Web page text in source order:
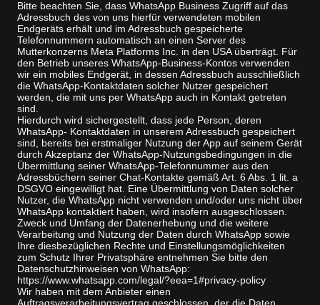
Bitte beachten Sie, dass WhatsApp Business Zugriff auf das
Adressbuch des von uns hierfür verwendeten mobilen
Endgeräts erhält und im Adressbuch gespeicherte
Telefonnummern automatisch an einen Server des
Mutterkonzerns Meta Platforms Inc. in den USA überträgt. Für
den Betrieb unseres WhatsApp-Business-Kontos verwenden
wir ein mobiles Endgerät, in dessen Adressbuch ausschließlich
die WhatsApp-Kontaktdaten solcher Nutzer gespeichert
werden, die mit uns per WhatsApp auch in Kontakt getreten
sind.
Hierdurch wird sichergestellt, dass jede Person, deren
WhatsApp- Kontaktdaten in unserem Adressbuch gespeichert
sind, bereits bei erstmaliger Nutzung der App auf seinem Gerät
durch Akzeptanz der WhatsApp-Nutzungsbedingungen in die
Übermittlung seiner WhatsApp-Telefonnummer aus den
Adressbüchern seiner Chat-Kontakte gemäß Art. 6 Abs. 1 lit. a
DSGVO eingewilligt hat. Eine Übermittlung von Daten solcher
Nutzer, die WhatsApp nicht verwenden und/oder uns nicht über
WhatsApp kontaktiert haben, wird insofern ausgeschlossen.
Zweck und Umfang der Datenerhebung und die weitere
Verarbeitung und Nutzung der Daten durch WhatsApp sowie
Ihre diesbezüglichen Rechte und Einstellungsmöglichkeiten
zum Schutz Ihrer Privatsphäre entnehmen Sie bitte den
Datenschutzhinweisen von WhatsApp:
https://www.whatsapp.com/legal/?eea=1#privacy-policy
Wir haben mit dem Anbieter einen